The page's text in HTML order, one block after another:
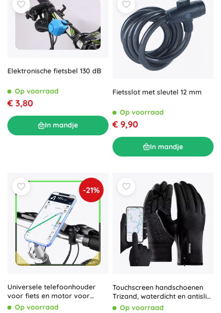
Elektronische fietsbel 130 dB
Op voorraad
€ 3,80
In mandje
Fietsslot met sleutel 12 mm
Op voorraad
€ 9,90
In mandje
-21%
Universele telefoonhouder
voor fiets en motor voor
navigatie
Op voorraad
Touchscreen handschoenen
Trizand, waterdicht en antislip,
maat M, zwart
Op voorraad